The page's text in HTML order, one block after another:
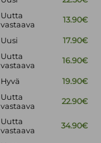
Uutta
vastaava
13.90€
Uusi 17.90€
Uutta
vastaava
16.90€
Hyvä 19.90€
Uutta
vastaava
22.90€
Uutta
vastaava
34.90€